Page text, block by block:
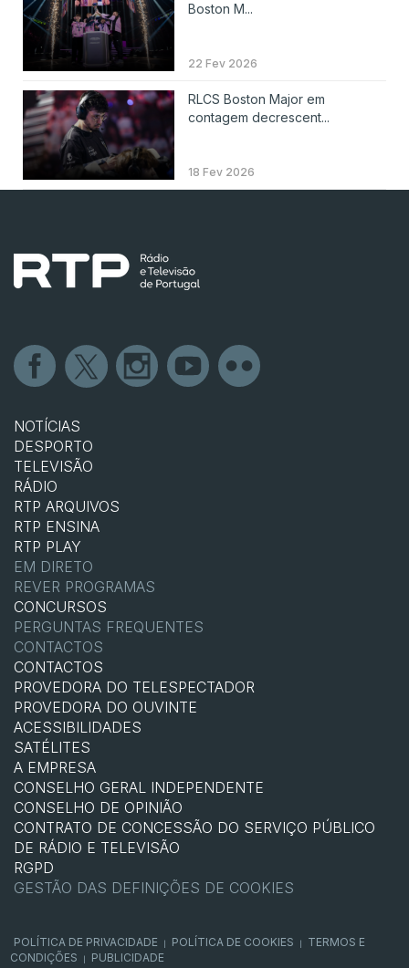
Boston M...
22 Fev 2026
RLCS Boston Major em
contagem decrescent...
18 Fev 2026
NOTÍCIAS
DESPORTO
TELEVISÃO
RÁDIO
RTP ARQUIVOS
RTP ENSINA
RTP PLAY
EM DIRETO
REVER PROGRAMAS
CONCURSOS
PERGUNTAS FREQUENTES
CONTACTOS
CONTACTOS
PROVEDORA DO TELESPECTADOR
PROVEDORA DO OUVINTE
ACESSIBILIDADES
SATÉLITES
A EMPRESA
CONSELHO GERAL INDEPENDENTE
CONSELHO DE OPINIÃO
CONTRATO DE CONCESSÃO DO SERVIÇO PÚBLICO
DE RÁDIO E TELEVISÃO
RGPD
GESTÃO DAS DEFINIÇÕES DE COOKIES
POLÍTICA DE PRIVACIDADE POLÍTICA DE COOKIES
TERMOS E
CONDIÇÕES
PUBLICIDADE